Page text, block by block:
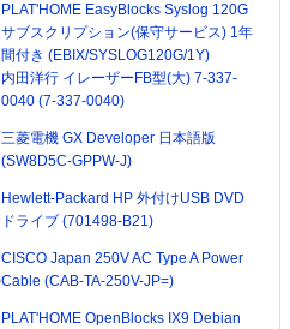
PLAT'HOME EasyBlocks Syslog 120G
サブスクリプション(保守サービス) 1年
間付き (EBIX/SYSLOG120G/1Y)
内田洋行 イレーザーFB型(大) 7-337-
0040 (7-337-0040)
三菱電機 GX Developer 日本語版
(SW8D5C-GPPW-J)
Hewlett-Packard HP 外付けUSB DVD
ドライブ (701498-B21)
CISCO Japan 250V AC Type A Power
Cable (CAB-TA-250V-JP=)
PLAT'HOME OpenBlocks IX9 Debian